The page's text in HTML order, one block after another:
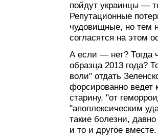
пойдут украинцы —
Репутационные
чудовищные, но тем
согласятся на этом
А если — нет? Тогда
образца 2013 года?
воли" отдать
форсированно ведет
старину, "от
"апоплексическим
такие болезни,
и то и другое вместе.